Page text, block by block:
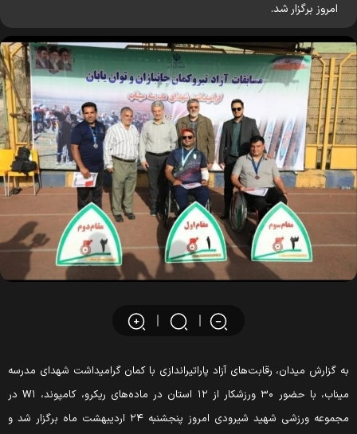
امروز برگزار شد.
گزارش میدان، رقابت‌های آزاد پاراتیراندازی با کمان گرامیداشت شهدای مدرسه
میناب، با حضور ۳۰ ورزشکار از ۱۲ استان در ماده‌های ریکرو، کامپوند، W۱ در
مجموعه ورزشی شهید شیرودی امروز پنجشنبه ۲۴ اردیبهشت ماه برگزار شد و